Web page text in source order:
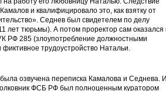
и квалифицировало это, как взятку от
Седнев был свидетелем по делу
лет тюрьмы). А потом проректор сам оказался
РФ 285 (злоупотребление должностными
трудоустройство Натальи.
озвучена переписка Камалова и Седнева.
ФСБ РФ был полноценным куратором